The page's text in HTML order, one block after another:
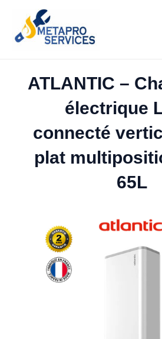
contenu
ATLANTIC –
électrique
connecté
plat
65L